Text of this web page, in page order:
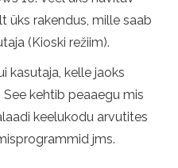
üks rakendus, mille saab
(Kioski režiim).
kasutaja, kelle jaoks
kehtib peaaegu mis
keelukodu arvutites
jms.